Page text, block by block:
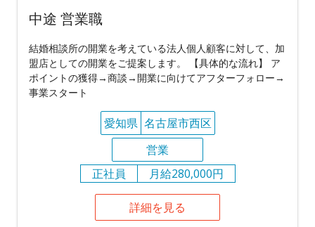
中途 営業職
結婚相談所の開業を考えている法人個人顧客に対して、加
盟店としての開業をご提案します。 【具体的な流れ】 ア
ポイントの獲得→商談→開業に向けてアフターフォロー→
事業スタート
愛知県 名古屋市西区
営業
正社員
月給280,000円
詳細を見る